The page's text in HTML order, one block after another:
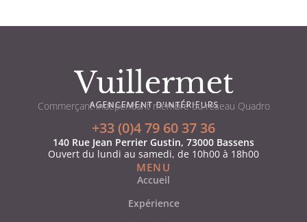
Commerçant indépendant membre du réseau Quadro
+33 (0)4 79 60 37 36
140 Rue Jean Perrier Gustin, 73000 Bassens
Ouvert du lundi au samedi, de 10h00 à 18h00
MENU
Accueil
Expérience